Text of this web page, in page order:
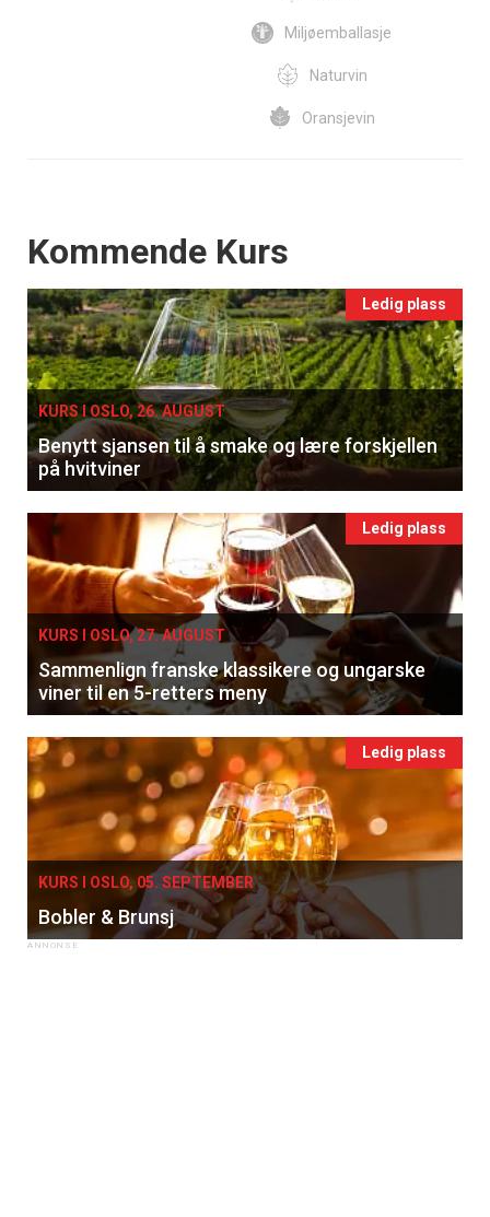
Miljøemballasje
Naturvin
Oransjevin
Events
Kommende Kurs
Ledig plass
KURS I OSLO, 26. AUGUST
Benytt sjansen til å smake og lære forskjellen
på hvitviner
Ledig plass
KURS I OSLO, 27. AUGUST
Sammenlign franske klassikere og ungarske
viner til en 5-retters meny
Ledig plass
KURS I OSLO, 05. SEPTEMBER
Bobler & Brunsj